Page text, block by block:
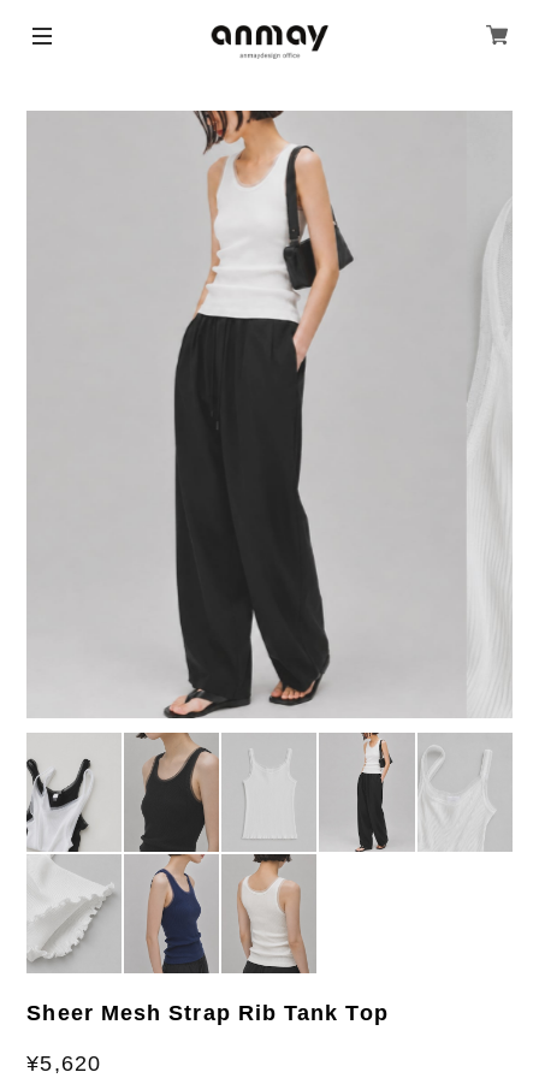
Sheer Mesh Strap Rib Tank Top
¥5,620